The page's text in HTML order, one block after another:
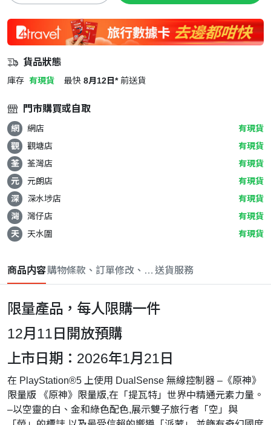
貨品狀態
庫存 有現貨 最快 8月12日* 前送貨
門市購買或自取
網 網店
有現貨
觀
觀塘店
有現貨
荃
荃灣店
有現貨
元
元朗店
有現貨
深
深水埗店
有現貨
灣
灣仔店
有現貨
天
天水圍 有現貨
商品内容購物條款、訂單修改、取消與退款政策
送貨服務
限量產品，每人限購一件
12月11日開放預購
上市日期：2026年1月21日
在 PlayStation®5 上使用 DualSense 無線控制器 –《原神》
限量版 《原神》限量版,在「提瓦特」世界中精通元素力量。
–以空靈的白、金和綠色配色,展示雙子旅行者「空」與